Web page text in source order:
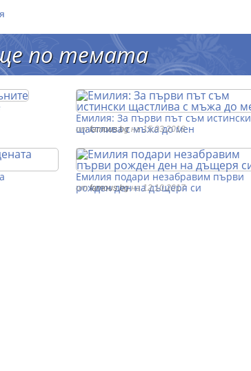
по темата
Емилия: За първи път съм истински
щастлива с мъжа до мен
отfamous.bgна 15.03.2018
Емилия подари незабравим първи
рожден ден на дъщеря си
отfamous.bgна 12.10.2017